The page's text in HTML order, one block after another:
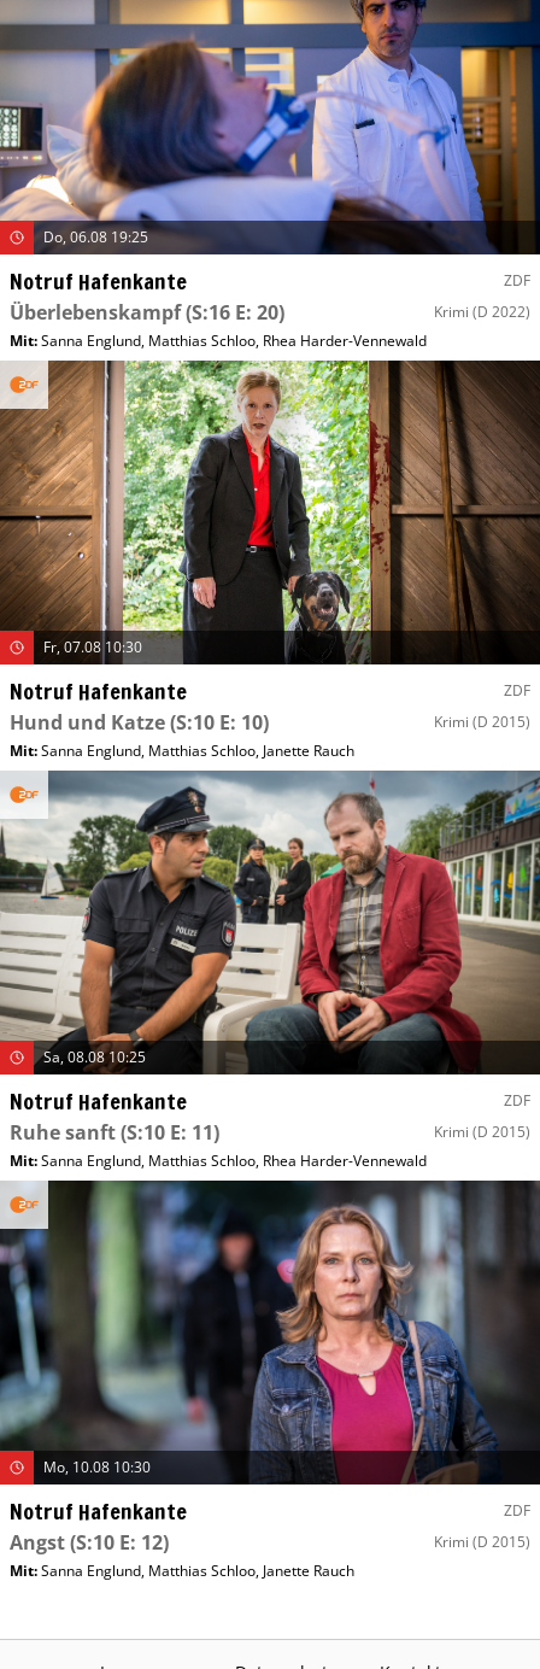
Do, 06.08 19:25
Notruf Hafenkante ZDF
Überlebenskampf(S:16 E: 20) Krimi (D 2022)
Mit:Sanna Englund, Matthias Schloo, Rhea Harder-Vennewald
Fr, 07.08 10:30
Notruf Hafenkante ZDF
Hund und Katze(S:10 E: 10) Krimi (D 2015)
Mit:Sanna Englund, Matthias Schloo, Janette Rauch
Sa, 08.08 10:25
Notruf Hafenkante ZDF
Ruhe sanft(S:10 E: 11) Krimi (D 2015)
Mit:Sanna Englund, Matthias Schloo, Rhea Harder-Vennewald
Mo, 10.08 10:30
Notruf Hafenkante ZDF
Angst(S:10 E: 12) Krimi (D 2015)
Mit:Sanna Englund, Matthias Schloo, Janette Rauch